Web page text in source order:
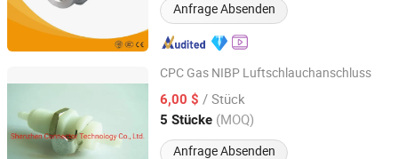
Anfrage Absenden
CPC Gas NIBP Luftschlauchanschluss
6,00 $ / Stück
5 Stücke (MOQ)
Anfrage Absenden
Shenzhen Connector Technology Co., Ltd.
Guangdong, China Seit 2021